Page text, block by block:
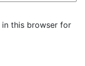
in this browser for